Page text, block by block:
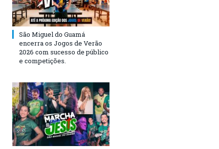
São Miguel do Guamá
encerra os Jogos de Verão
2026 com sucesso de público
e competições.